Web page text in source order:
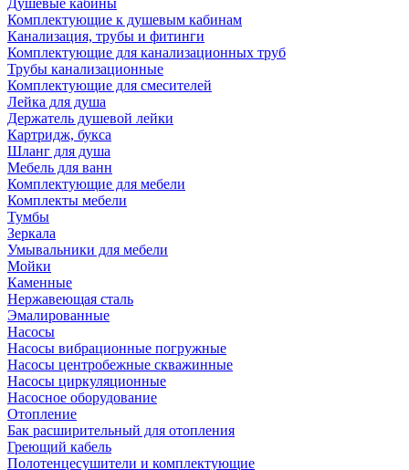
Душевые кабины
Комплектующие к душевым кабинам
Канализация, трубы и фитинги
Комплектующие для канализационных труб
Трубы канализационные
Комплектующие для смесителей
Лейка для душа
Держатель душевой лейки
Картридж, букса
Шланг для душа
Мебель для ванн
Комплектующие для мебели
Комплекты мебели
Тумбы
Зеркала
Умывальники для мебели
Мойки
Каменные
Нержавеющая сталь
Эмалированные
Насосы
Насосы вибрационные погружные
Насосы центробежные скважинные
Насосы циркуляционные
Насосное оборудование
Отопление
Бак расширительный для отопления
Греющий кабель
Полотенцесушители и комплектующие